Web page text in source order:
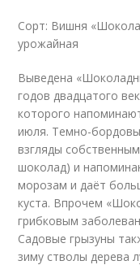
Сорт: Вишня
урожайная
Выведена
годов двадцатого
которого
июля. Темно-
взгляды
шоколад) и
морозам и даёт
куста. Впрочем
грибковым
Садовые грызуны
зиму стволы дерева